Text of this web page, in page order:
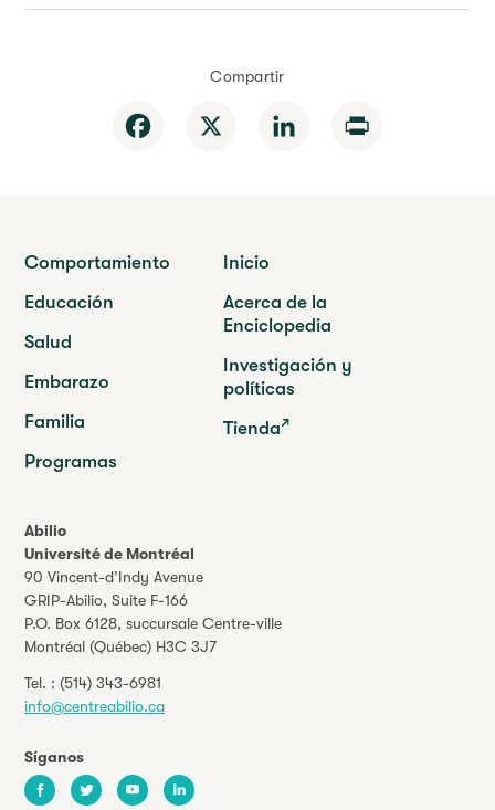
Compartir
Facebook LinkedIn
Abilio
Université de Montréal
90 Vincent-d’Indy Avenue
GRIP-Abilio, Suite F-166
P.O. Box 6128, succursale Centre-ville
Montréal (Québec) H3C 3J7
Tel. : (514) 343-6981
info@centreabilio.ca
Síganos
FacebookTwitter YoutubeLinkedIn
Comportamiento
Educación
Salud
Embarazo
Familia
Programas
Inicio
Acerca de la
Enciclopedia
Investigación y
políticas
Tienda